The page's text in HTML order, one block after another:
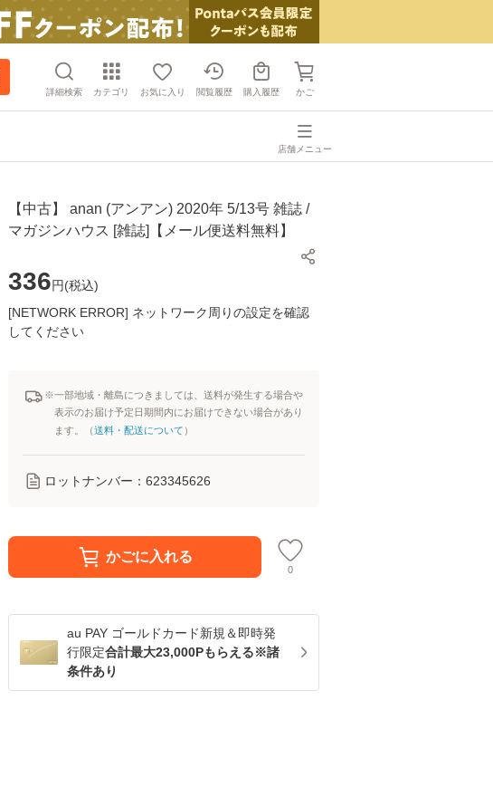
詳細検索 カテゴリ お気に入り 閲覧履歴 購入履歴 かご
店舗メニュー
【中古】 anan (アンアン) 2020年 5/13号 雑誌 /
マガジンハウス [雑誌]【メール便送料無料】
336円(税込)
[NETWORK ERROR] ネットワーク周りの設定を確認
してください
※一部地域・離島につきましては、送料が発生する場合や
表示のお届け予定日期間内にお届けできない場合があり
ます。（送料・配送について ）
ロットナンバー： 623345626
かごに入れる
0
au PAY ゴールドカード新規＆即時発
行限定合計最大23,000Pもらえる※諸
条件あり